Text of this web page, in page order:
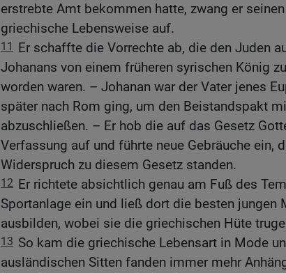
erstrebte Amt bekommen hatte, zwang er
griechische Lebensweise auf.
11
Er schaffte die Vorrechte ab, die den Juden
Johanans von einem früheren syrischen König
worden waren. – Johanan war der Vater jenes
später nach Rom ging, um den Beistandspakt
abzuschließen. – Er hob die auf das Gesetz
Verfassung auf und führte neue Gebräuche ein,
Widerspruch zu diesem Gesetz standen.
12 Er richtete absichtlich genau am Fuß des
Sportanlage ein und ließ dort die besten jungen
ausbilden, wobei sie die griechischen Hüte
13 So kam die griechische Lebensart in Mode
ausländischen Sitten fanden immer mehr